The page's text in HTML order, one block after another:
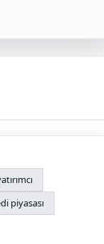
piyasası